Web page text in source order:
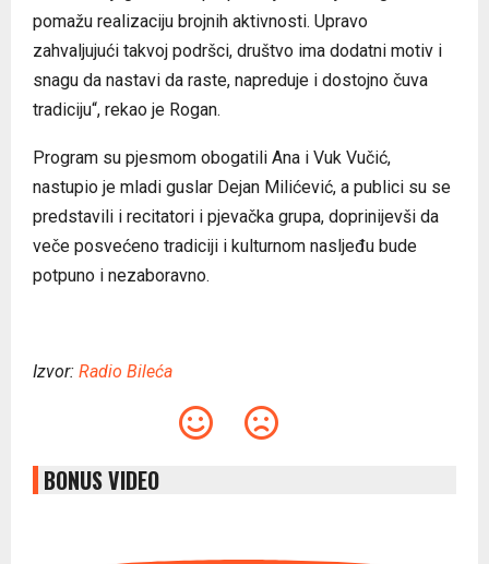
pomažu realizaciju brojnih aktivnosti. Upravo
zahvaljujući takvoj podršci, društvo ima dodatni motiv i
snagu da nastavi da raste, napreduje i dostojno čuva
tradiciju“, rekao je Rogan.
Program su pjesmom obogatili Ana i Vuk Vučić,
nastupio je mladi guslar Dejan Milićević, a publici su se
predstavili i recitatori i pjevačka grupa, doprinijevši da
veče posvećeno tradiciji i kulturnom nasljeđu bude
potpuno i nezaboravno.
Izvor: Radio Bileća
BONUS VIDEO